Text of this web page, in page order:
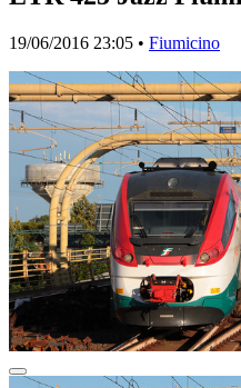
19/06/2016 23:05 • Fiumicino